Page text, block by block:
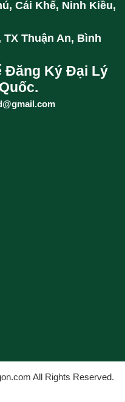
Cái Khế, Ninh Kiều,
Thuận An, Bình
Đăng Ký Đại Lý
All Rights Reserved.